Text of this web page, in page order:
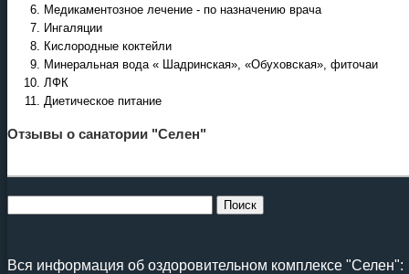
Медикаментозное лечение - по назначению врача
Ингаляции
Кислородные коктейли
Минеральная вода « Шадринская», «Обуховская», фиточаи
ЛФК
Диетическое питание
Отзывы о санатории "Селен"
Вся информация об оздоровительном комплексе "Селен":